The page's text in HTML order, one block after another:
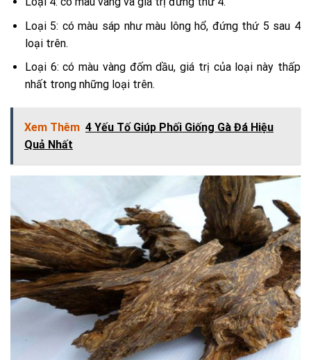
Loại 5: có màu sáp như màu lông hổ, đứng thứ 5 sau 4
loại trên.
Loại 6: có màu vàng đốm dầu, giá trị của loại này thấp
nhất trong những loại trên.
Xem Thêm 4 Yếu Tố Giúp Phối Giống Gà Đá Hiệu
Quả Nhất